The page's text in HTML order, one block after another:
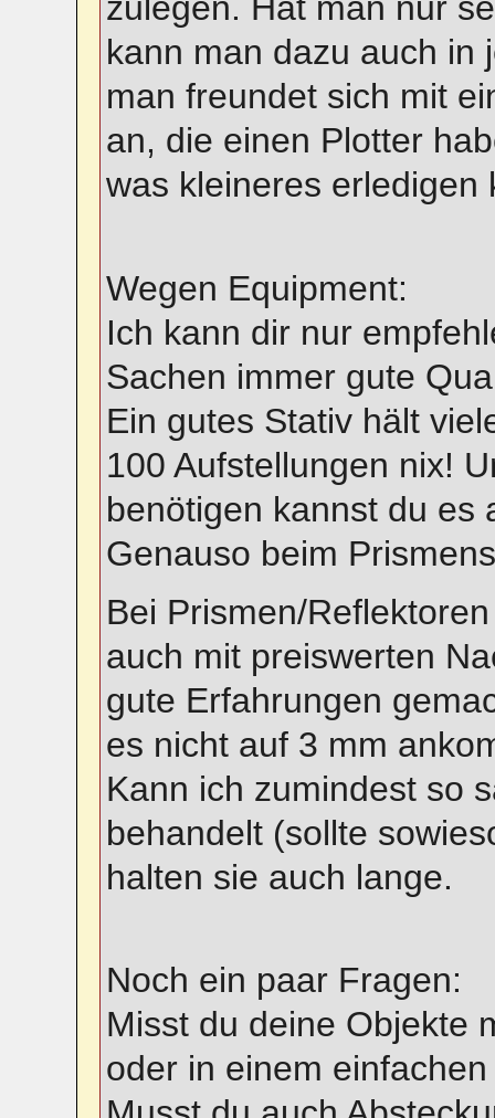
zulegen. Hat man nur
kann man dazu auch in
man freundet sich mit
an, die einen Plotter
was kleineres erledigen
Wegen Equipment:
Ich kann dir nur
Sachen immer gute
Ein gutes Stativ hält
100 Aufstellungen nix!
benötigen kannst du es
Genauso beim
Bei Prismen/
auch mit preiswerten
gute Erfahrungen
es nicht auf 3 mm
Kann ich zumindest so
behandelt (sollte
halten sie auch lange.
Noch ein paar Fragen:
Misst du deine Objekte
oder in einem